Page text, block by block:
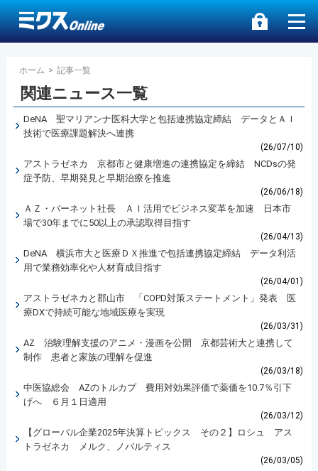
ホーム > 記事一覧
関連ニュース一覧
DeNA 聖マリアンナ医科大学と包括連携協定締結 データとＡＩ
技術で医療課題解決へ連携
(26/07/10)
アストラゼネカ 京都市と健康増進の連携協定を締結 NCDsの発
症予防、早期発見と早期治療を推進
(26/06/18)
ＡＺ・バーネット社長 ＡＩ活用でビジネス変革を加速 日本市
場で30年までに50以上の承認取得目指す
(26/04/13)
DeNA 横浜市大と医療ＤＸ推進で包括連携協定締結 データ利活
用で業務効率化や人材育成目指す
(26/04/01)
アストラゼネカと郡山市 「COPD対策ステートメント」発表 医
療DXで持続可能な地域医療を実現
(26/03/31)
AZ 治験理解支援のアニメ・漫画を公開 京都芸術大と連携して
制作 患者と家族の理解を促進
(26/03/18)
中医協総会 AZのトルカプ 費用対効果評価で薬価を10.7％引下
げへ ６月１日適用
(26/03/12)
【グローバル企業2025年決算トピックス その２】ロシュ アス
トラゼネカ メルク、ノバルティス
(26/03/05)